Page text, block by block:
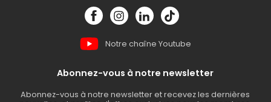
Notre chaîne Youtube
Abonnez-vous à notre newsletter
Abonnez-vous à notre newsletter et recevez les dernières